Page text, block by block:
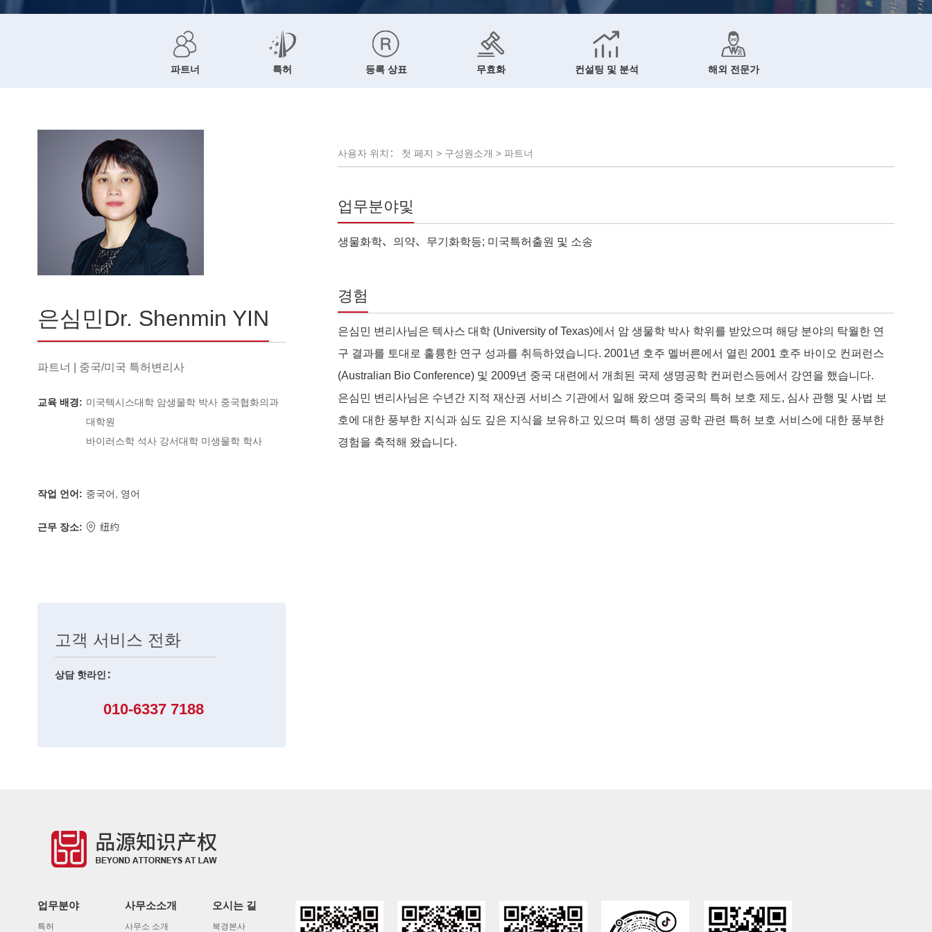
파트너 특허 등록 상표 무효화 컨설팅 및 분석 해외 전문가
은심민Dr. Shenmin YIN
파트너 | 중국/미국 특허변리사
교육 배경: 미국텍시스대학 암생물학 박사 중국협화의과
대학원
바이러스학 석사 강서대학 미생물학 학사
작업 언어: 중국어, 영어
근무 장소: 纽约
고객 서비스 전화
상담 핫라인：
010-6337 7188
사용자 위치： 첫 페지 > 구성원소개 > 파트너
업무분야및
생물화학、의약、무기화학등; 미국특허출원 및 소송
경험
은심민 변리사님은 텍사스 대학 (University of Texas)에서 암 생물학 박사 학위를 받았으며 해당 분야의 탁월한 연
구 결과를 토대로 훌륭한 연구 성과를 취득하였습니다. 2001년 호주 멜버른에서 열린 2001 호주 바이오 컨퍼런스
(Australian Bio Conference) 및 2009년 중국 대련에서 개최된 국제 생명공학 컨퍼런스등에서 강연을 했습니다.
은심민 변리사님은 수년간 지적 재산권 서비스 기관에서 일해 왔으며 중국의 특허 보호 제도, 심사 관행 및 사법 보
호에 대한 풍부한 지식과 심도 깊은 지식을 보유하고 있으며 특히 생명 공학 관련 특허 보호 서비스에 대한 풍부한
경험을 축적해 왔습니다.
업무분야
특허
사무소소개
사무소 소개
오시는 길
북경본사